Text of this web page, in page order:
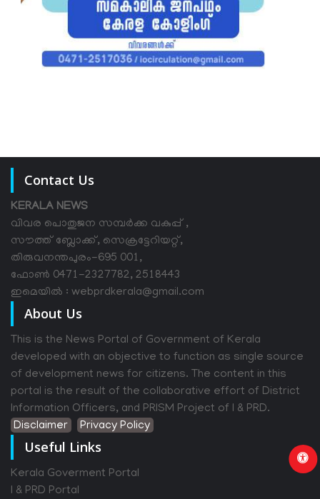
Contact Us
KERALA NEWS
വിവര പൊതുജന സമ്പര്‍ക്ക വകുപ്പ് ,
സൗത്ത് ബ്ലോക്ക്, സെക്രട്ടേറിയറ്റ്,
തിരുവനന്തപുരം-695 001,
ഫോൺ 0471-2327782, 2518443
ഇമെയിൽ : webprdkerala@gmail.com
About Us
This is the News Portal of Government of Kerala
developed with an objective to function as single source
of development news for citizens. The content in this
portal is the result of the collaborative effort of District
Information Officers, and PRISM Project of I & PRD.
Disclaimer
Privacy Policy
Useful Links
Kerala Goverment Portal
I & PRD Portal